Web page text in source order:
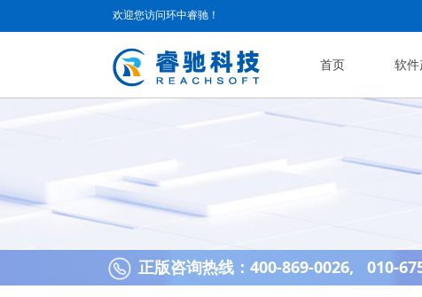
首页 软件
欢迎您访问环中睿驰！
正版咨询热线：400-869-0026, 010-